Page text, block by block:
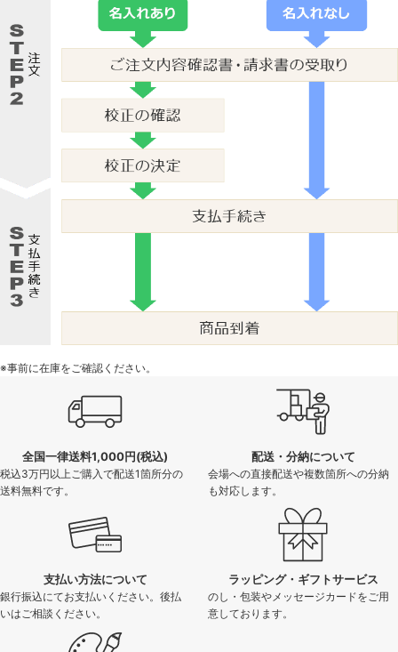
※事前に在庫をご確認ください。
全国一律送料1,000円(税込)
税込3万円以上ご購入で配送1箇所分の
送料無料です。
配送・分納について
会場への直接配送や複数箇所への分納
も対応します。
支払い方法について
銀行振込にてお支払いください。後払
いはご相談ください。
ラッピング・ギフトサービス
のし・包装やメッセージカードをご用
意しております。